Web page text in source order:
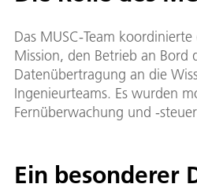
Das MUSC-Team
Mission, den Betrieb an Bord
Datenübertragung an die
Ingenieurteams. Es wurden
Fernüberwachung und -
Ein besonderer